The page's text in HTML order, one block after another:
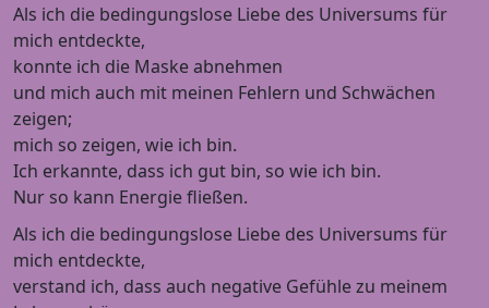
Als ich die bedingungslose Liebe des Universums für
mich entdeckte,
konnte ich die Maske abnehmen
und mich auch mit meinen Fehlern und Schwächen
zeigen;
mich so zeigen, wie ich bin.
Ich erkannte, dass ich gut bin, so wie ich bin.
Nur so kann Energie fließen.
Als ich die bedingungslose Liebe des Universums für
mich entdeckte,
verstand ich, dass auch negative Gefühle zu meinem